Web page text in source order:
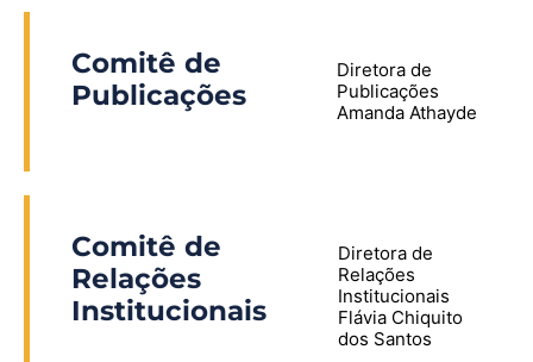
Comitê de
Publicações
Diretora de
Publicações
Amanda Athayde
Comitê de
Relações
Institucionais
Diretora de
Relações
Institucionais
Flávia Chiquito
dos Santos